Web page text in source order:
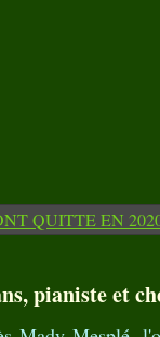
pianiste et